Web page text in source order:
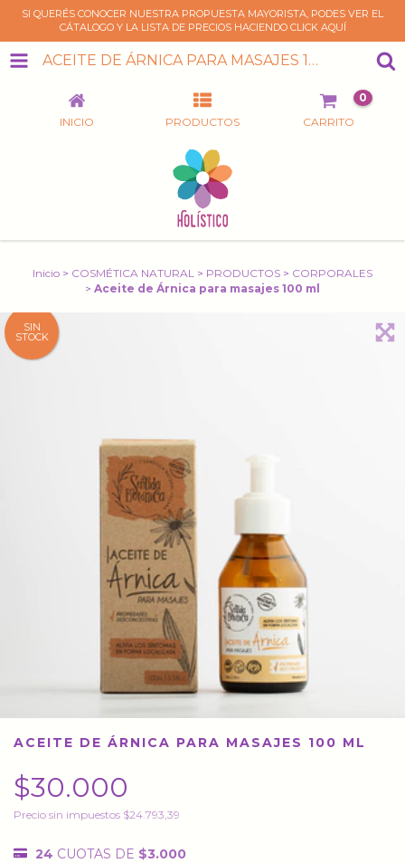
SI QUERÉS CONOCER NUESTRA PROPUESTA MAYORISTA, PODES VER EL
CÁTALOGO Y LA LISTA DE PRECIOS HACIENDO CLICK AQUÍ
ACEITE DE ÁRNICA PARA MASAJES 100 ML
INICIO PRODUCTOS CARRITO
0
Inicio > COSMÉTICA NATURAL > PRODUCTOS > CORPORALES
> Aceite de Árnica para masajes 100 ml
SIN
STOCK
ACEITE DE ÁRNICA PARA MASAJES 100 ML
$30.000
Precio sin impuestos $24.793,39
24 CUOTAS DE $3.000